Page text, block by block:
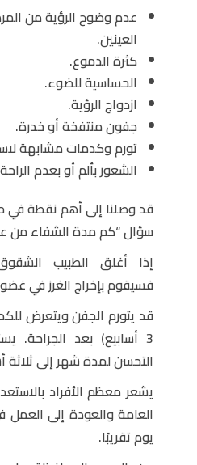
عدم وضوح الرؤية من
العينين.
كثرة الدموع.
الحساسية للضوء.
ازدواج الرؤية.
جفون منتفخة أو خدرة.
تورم وكدمات مشابهة
الشعور بألم أو بعدم
قد وصلنا إلى أهم نقطة في
سؤال “كم مدة الشفاء من
إذا أغلق الطبيب الشقوق
فسيقوم بإخراج الغرز في غضون 5 إلى 10
قد يتورم الجفن ويتعرض
3 أسابيع) بعد
التحسن لمدة شهر إلى ثلاثة
يشعر معظم الأفراد
يوم تقريبًا.